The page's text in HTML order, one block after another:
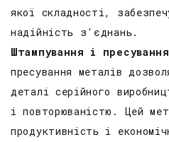
якої складності,
надійність з'єднань.
Штампування і пресування
пресування металів
деталі серійного
і повторюваністю. Цей
продуктивність і